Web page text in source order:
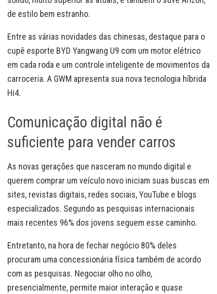
de estilo bem estranho.
Entre as várias novidades das chinesas, destaque para o
cupê esporte BYD Yangwang U9 com um motor elétrico
em cada roda e um controle inteligente de movimentos da
carroceria. A GWM apresenta sua nova tecnologia híbrida
Hi4.
Comunicação digital não é
suficiente para vender carros
As novas gerações que nasceram no mundo digital e
querem comprar um veículo novo iniciam suas buscas em
sites, revistas digitais, redes sociais, YouTube e blogs
especializados. Segundo as pesquisas internacionais
mais recentes 96% dos jovens seguem esse caminho.
Entretanto, na hora de fechar negócio 80% deles
procuram uma concessionária física também de acordo
com as pesquisas. Negociar olho no olho,
presencialmente, permite maior interação e quase